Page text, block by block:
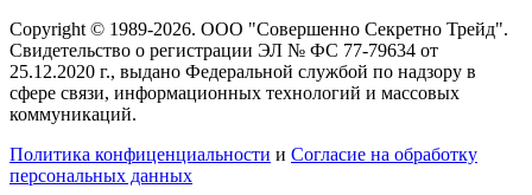
Copyright © 1989-2026. ООО "Совершенно Секретно Трейд".
Свидетельство о регистрации ЭЛ № ФС 77-79634 от
25.12.2020 г., выдано Федеральной службой по надзору в
сфере связи, информационных технологий и массовых
коммуникаций.
Политика конфиценциальности и Согласие на обработку
персональных данных